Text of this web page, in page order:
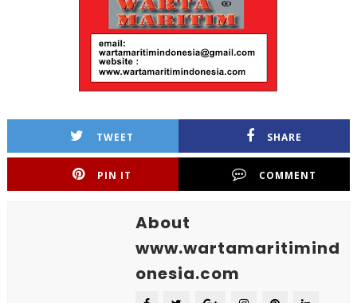
TWEET SHARE
PIN IT COMMENT
About
www.wartamaritimind
onesia.com